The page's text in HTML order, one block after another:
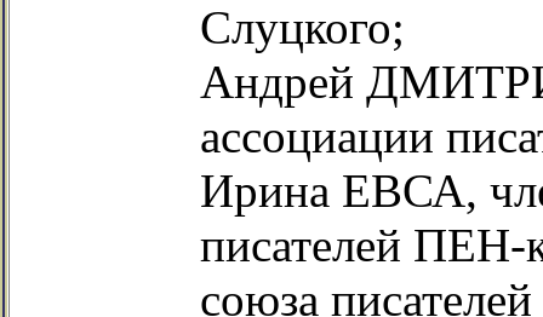
Слуцкого;
Андрей
ассоциации
Ирина ЕВСА,
писателей ПЕН-
союза